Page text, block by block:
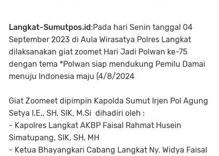
Langkat-Sumutpos.id :Pada hari Senin tanggal 04
September 2023 di Aula Wirasatya Polres Langkat
dilaksanakan giat zoomet Hari Jadi Polwan ke-75
dengan tema *Polwan siap mendukung Pemilu Damai
menuju Indonesia maju (4/8/2024
Giat Zoomeet dipimpin Kapolda Sumut Irjen Pol Agung
Setya I.E., SH, SIK, M.Si dihadiri oleh :
- Kapolres Langkat AKBP Faisal Rahmat Husein
Simatupang, SIK, SH, MH
- Ketua Bhayangkari Cabang Langkat Ny. Widya Faisal